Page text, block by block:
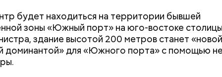
на качелях и
какие
в России
День арбуза и День поцелуев
с зеркалом: какие праздники
будет находиться на территории бывшей
зоны «Южный порт» на юго-востоке
здание высотой 200 метров станет «новой
доминантой» для «Южного порта» с помощью